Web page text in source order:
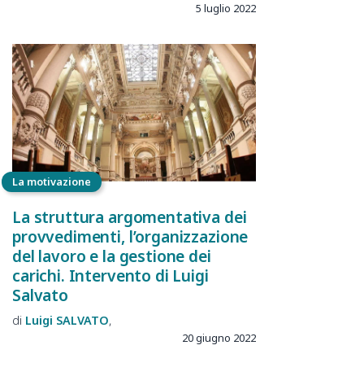
5 luglio 2022
La motivazione
La struttura argomentativa dei
provvedimenti, l’organizzazione
del lavoro e la gestione dei
carichi. Intervento di Luigi
Salvato
Luigi SALVATO
20 giugno 2022